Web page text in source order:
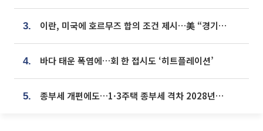
3. 이란, 미국에 호르무즈 합의 조건 제시…美 “경기 아직 안 끝나” [종합]
4. 바다 태운 폭염에…회 한 접시도 ‘히트플레이션’
5. 종부세 개편에도…1·3주택 종부세 격차 2028년부터 확대